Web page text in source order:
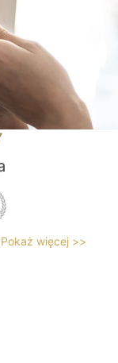
Pokaż więcej >>